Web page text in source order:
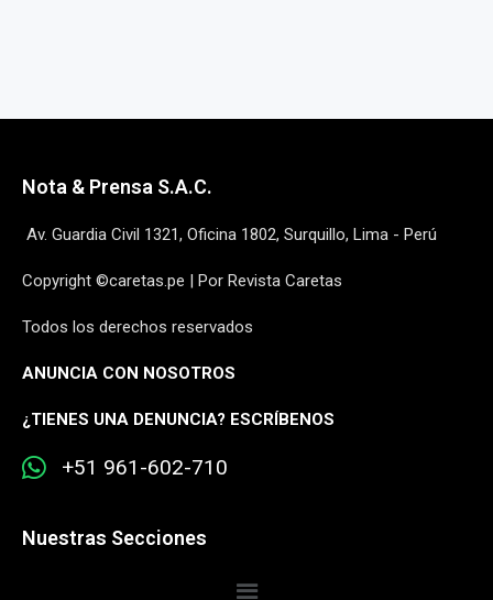
Nota & Prensa S.A.C.
Av. Guardia Civil 1321, Oficina 1802, Surquillo, Lima - Perú
Copyright ©caretas.pe | Por Revista Caretas
Todos los derechos reservados
ANUNCIA CON NOSOTROS
¿TIENES UNA DENUNCIA? ESCRÍBENOS
+51 961-602-710
Nuestras Secciones